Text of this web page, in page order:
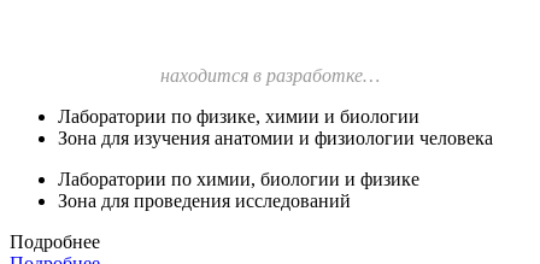
находится в разработке…
Лаборатории по физике, химии и биологии
Зона для изучения анатомии и физиологии человека
Лаборатории по химии, биологии и физике
Зона для проведения исследований
Подробнее